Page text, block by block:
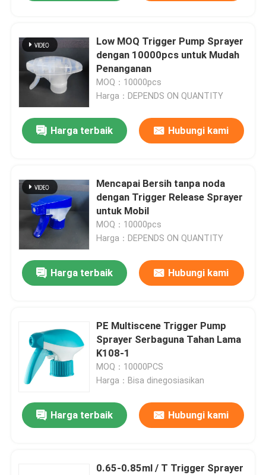
Low MOQ Trigger Pump Sprayer
dengan 10000pcs untuk Mudah
Penanganan
MOQ：10000pcs
Harga：DEPENDS ON QUANTITY
Harga terbaik Hubungi kami
Mencapai Bersih tanpa noda
dengan Trigger Release Sprayer
untuk Mobil
MOQ：10000pcs
Harga：DEPENDS ON QUANTITY
Harga terbaik Hubungi kami
PE Multiscene Trigger Pump
Sprayer Serbaguna Tahan Lama
K108-1
MOQ：10000PCS
Harga：Bisa dinegosiasikan
Harga terbaik Hubungi kami
0.65-0.85ml / T Trigger Sprayer